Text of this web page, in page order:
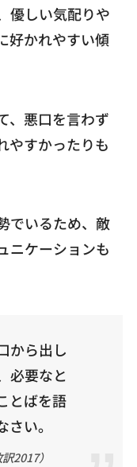
優しい気配りや
好かれやすい傾
、悪口を言わず
やすかったりも
でいるため、敵
ニケーションも
から出し
必要なと
とばを語
い。
2017）